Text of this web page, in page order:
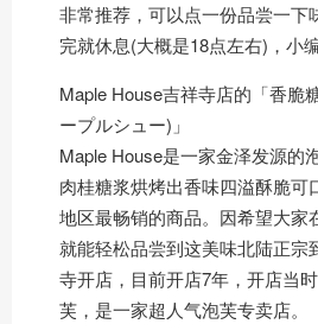
非常推荐，可以点一份品尝一下
完就休息(大概是18点左右)，小
Maple House吉祥寺店的「香脆
ープルシュー)」
Maple House是一家金泽发源的
肉桂糖浆烘烤出香味四溢酥脆可
地区最畅销的商品。因希望大家
就能轻松品尝到这美味北陆正宗
寺开店，目前开店7年，开店当
芙，是一家超人气泡芙专卖店。